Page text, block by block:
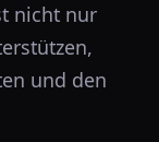
nicht nur
und den